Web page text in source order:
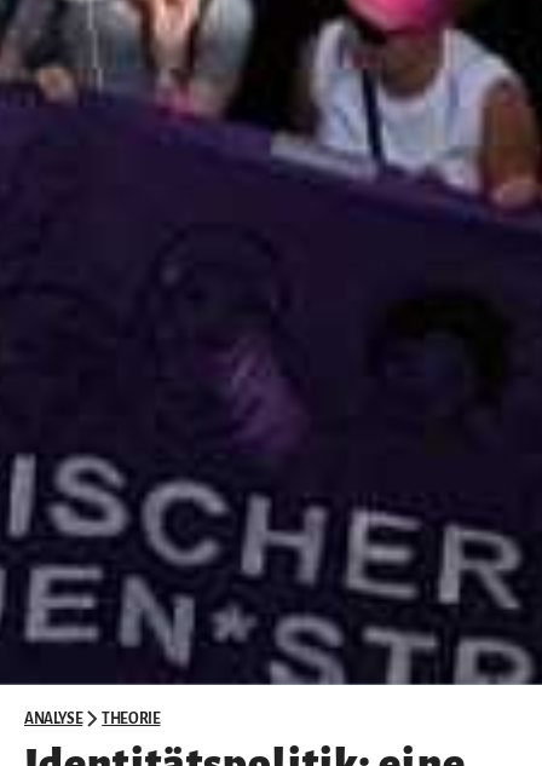
ANALYSE THEORIE